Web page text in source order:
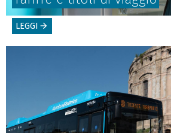
LEGGI arrow_forward